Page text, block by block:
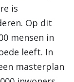
is
Op dit
mensen in
leeft. In
masterplan